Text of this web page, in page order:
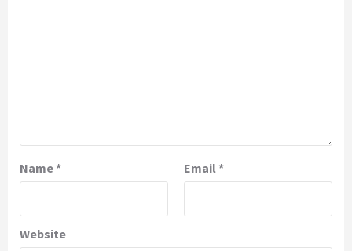
Name* Email *
Website